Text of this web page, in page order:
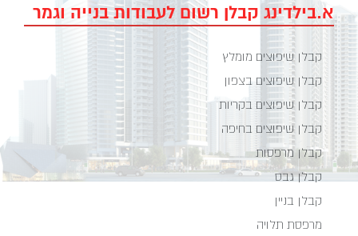
א.בילדינג קבלן רשום לעבודות בנייה וגמר
קבלן שיפוצים מומלץ
קבלן שיפוצים בצפון
קבלן שיפוצים בקריות
קבלן שיפוצים בחיפה
קבלן מרפסות
קבלן גבס
קבלן בניין
מרפסת תלויה